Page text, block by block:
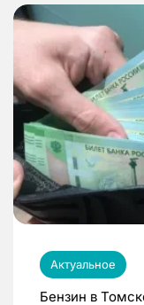
Актуальное
Бензин в